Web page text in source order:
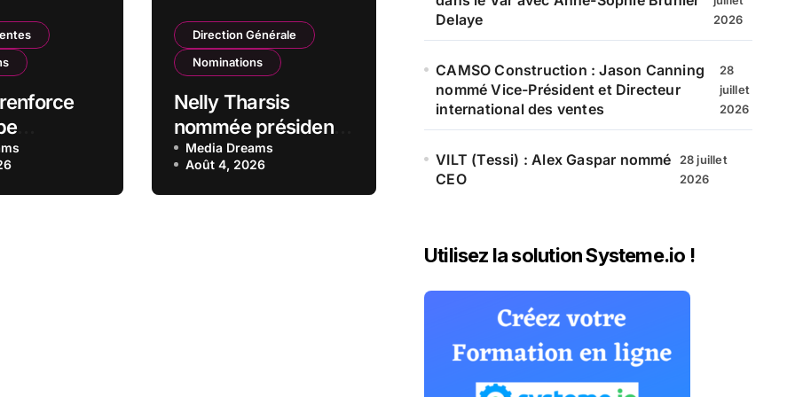
dans
Direction Générale
Nominations
Nelly Tharsis
nommée présidente
du directoire de la
Banque Européenne
du Crédit Mutuel
Media Dreams
Août 4, 2026
Delaye
2026
CAMSO Construction : Jason Canning
nommé Vice-Président et Directeur
international des ventes
28
juillet
2026
VILT (Tessi) : Alex Gaspar nommé
CEO
28 juillet
2026
Utilisez la solution Systeme.io !